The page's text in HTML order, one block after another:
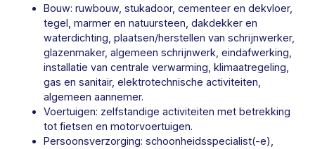
Bouw: ruwbouw, stukadoor, cementeer en dekvloer,
tegel, marmer en natuursteen, dakdekker en
waterdichting, plaatsen/herstellen van schrijnwerker,
glazenmaker, algemeen schrijnwerk, eindafwerking,
installatie van centrale verwarming, klimaatregeling,
gas en sanitair, elektrotechnische activiteiten,
algemeen aannemer.
Voertuigen: zelfstandige activiteiten met betrekking
tot fietsen en motorvoertuigen.
Persoonsverzorging: schoonheidsspecialist(-e),